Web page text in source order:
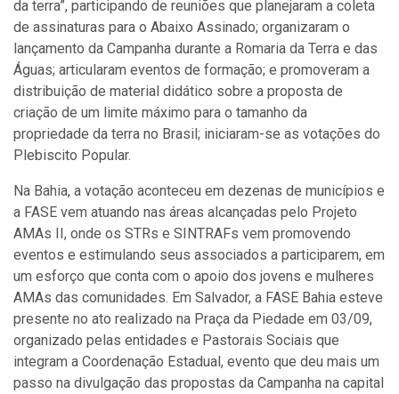
da terra”, participando de reuniões que planejaram a coleta
de assinaturas para o Abaixo Assinado; organizaram o
lançamento da Campanha durante a Romaria da Terra e das
Águas; articularam eventos de formação; e promoveram a
distribuição de material didático sobre a proposta de
criação de um limite máximo para o tamanho da
propriedade da terra no Brasil; iniciaram-se as votações do
Plebiscito Popular.
Na Bahia, a votação aconteceu em dezenas de municípios e
a FASE vem atuando nas áreas alcançadas pelo Projeto
AMAs II, onde os STRs e SINTRAFs vem promovendo
eventos e estimulando seus associados a participarem, em
um esforço que conta com o apoio dos jovens e mulheres
AMAs das comunidades. Em Salvador, a FASE Bahia esteve
presente no ato realizado na Praça da Piedade em 03/09,
organizado pelas entidades e Pastorais Sociais que
integram a Coordenação Estadual, evento que deu mais um
passo na divulgação das propostas da Campanha na capital